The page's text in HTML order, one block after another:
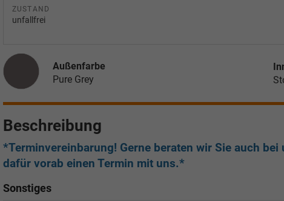
ZUSTAND
unfallfrei
Außenfarbe
Pure Grey
Beschreibung
*Terminvereinbarung! Gerne beraten wir Sie auch
dafür vorab einen Termin mit uns.*
Sonstiges